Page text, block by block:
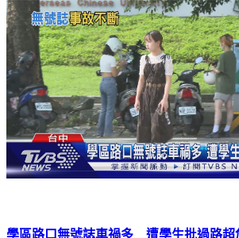
學區路口無號誌車禍多 遭學生批過路超